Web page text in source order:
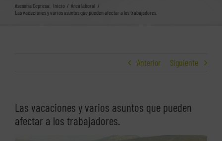
Asesoría Cepresa: Inicio
Área laboral
Las vacaciones y varios asuntos que pueden afectar a los trabajadores.
Anterior Siguiente
Las vacaciones y varios asuntos que pueden
afectar a los trabajadores.